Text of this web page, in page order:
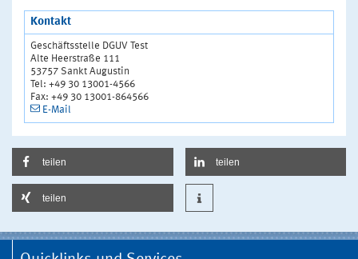
Kontakt
Geschäftsstelle DGUV Test
Alte Heerstraße 111
53757 Sankt Augustin
Tel: +49 30 13001-4566
Fax: +49 30 13001-864566
E-Mail
teilen teilen
teilen